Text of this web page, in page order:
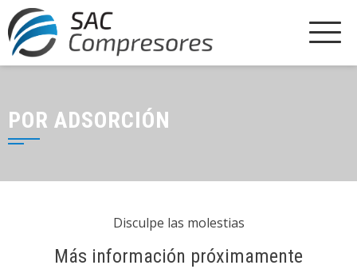
POR ADSORCIÓN
Disculpe las molestias
Más información próximamente